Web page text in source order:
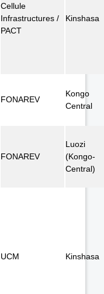
Cellule
Infrastructures /
PACT
Kinshasa
FONAREV
Kongo
Central
FONAREV
Luozi
(Kongo-
Central)
UCM Kinshasa